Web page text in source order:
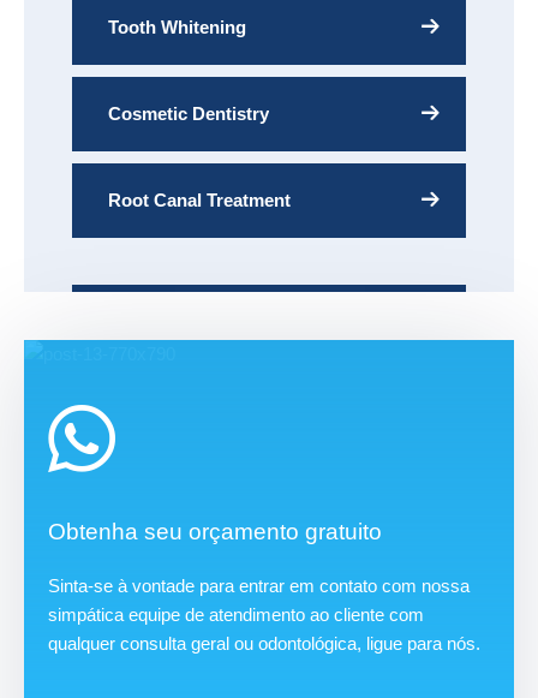
Tooth Whitening
Cosmetic Dentistry
Root Canal Treatment
Obtenha seu orçamento gratuito
Sinta-se à vontade para entrar em contato com nossa
simpática equipe de atendimento ao cliente com
qualquer consulta geral ou odontológica, ligue para nós.